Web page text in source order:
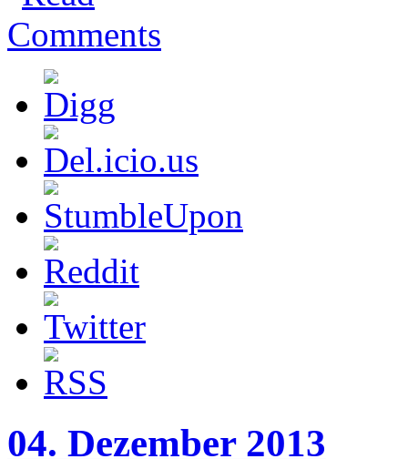
04. Dezember 2013